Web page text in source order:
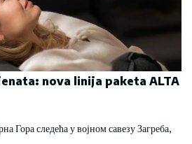
nova linija paketa ALTA